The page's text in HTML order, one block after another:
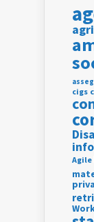
cigs
Agile